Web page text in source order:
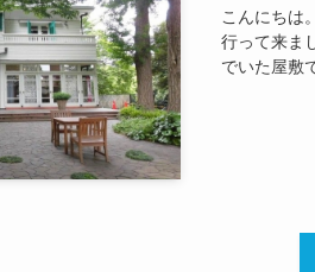
こんにちは
行って来ま
でいた屋敷